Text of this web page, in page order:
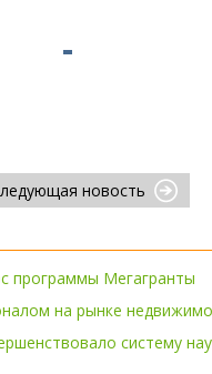
новость
программы Мегагранты
на рынке
систему